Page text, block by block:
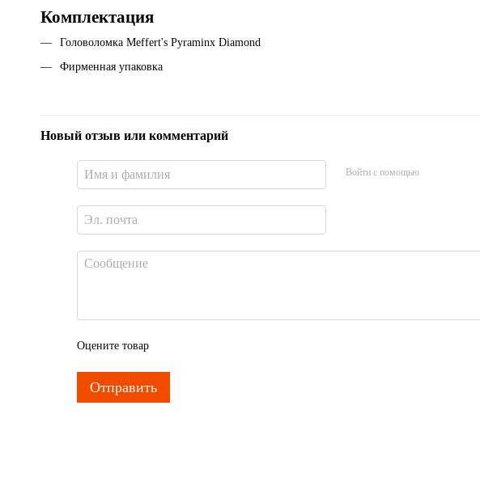
Комплектация
Головоломка Meffert's Pyraminx Diamond
Фирменная упаковка
Новый отзыв или комментарий
Войти с помощью
Оцените товар
Отправить